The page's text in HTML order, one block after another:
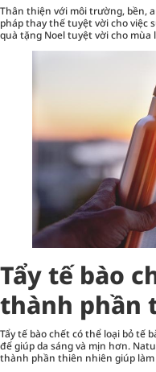
Thân thiện với môi trường, bền,
pháp thay thế tuyệt vời cho việc
quà tặng Noel tuyệt vời cho mùa
Tẩy tế bào
thành phần
Tẩy tế bào chết có thể loại bỏ tế
để giúp da sáng và mịn hơn.
thành phần thiên nhiên giúp